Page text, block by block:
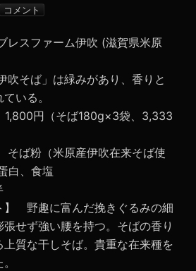
コメント
レスファーム伊吹 (滋賀県米原
吹そば」は緑みがあり、香りと
いる。
1,800円（そば180g×3袋、3,333
そば粉（米原産伊吹在来そば使
白、食塩
】 野趣に富んだ挽きぐるみの細
せず強い腰を持つ。そばの香り
上質な干しそば。貴重な在来種を